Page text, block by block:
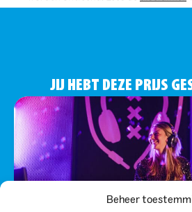
Beheer
JIJ HEBT DEZE PRIJS